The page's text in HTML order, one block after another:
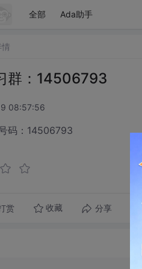
全部 Ada助手
群：14506793
08:57:56
码：14506793
赏 收藏 分享